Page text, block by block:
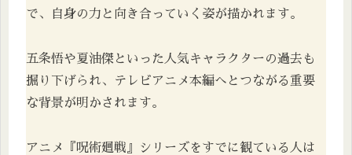
で、自身の力と向き合っていく姿が描かれます。
五条悟や夏油傑といった人気キャラクターの過去も
掘り下げられ、テレビアニメ本編へとつながる重要
な背景が明かされます。
アニメ『呪術廻戦』シリーズをすでに観ている人は